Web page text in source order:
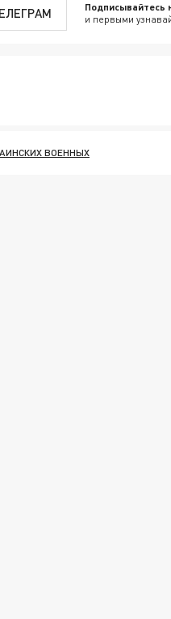
Подписывайтесь
и первыми
ВОЕННЫХ